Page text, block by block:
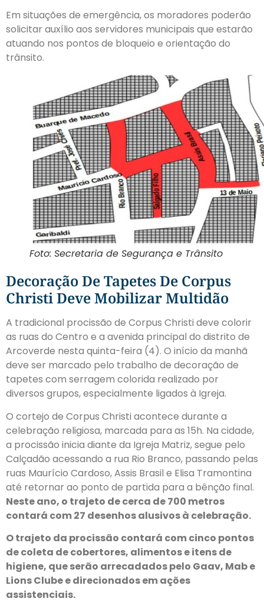
Em situações de emergência, os moradores poderão
solicitar auxílio aos servidores municipais que estarão
atuando nos pontos de bloqueio e orientação do
trânsito.
Foto: Secretaria de Segurança e Trânsito
Decoração De Tapetes De Corpus
Christi Deve Mobilizar Multidão
A tradicional procissão de Corpus Christi deve colorir
as ruas do Centro e a avenida principal do distrito de
Arcoverde nesta quinta-feira (4). O início da manhã
deve ser marcado pelo trabalho de decoração de
tapetes com serragem colorida realizado por
diversos grupos, especialmente ligados à Igreja.
O cortejo de Corpus Christi acontece durante a
celebração religiosa, marcada para as 15h. Na cidade,
a procissão inicia diante da Igreja Matriz, segue pelo
Calçadão acessando a rua Rio Branco, passando pelas
ruas Maurício Cardoso, Assis Brasil e Elisa Tramontina
até retornar ao ponto de partida para a bênção final.
Neste ano, o trajeto de cerca de 700 metros
contará com 27 desenhos alusivos à celebração.
O trajeto da procissão contará com cinco pontos
de coleta de cobertores, alimentos e itens de
higiene, que serão arrecadados pelo Gaav, Mab e
Lions Clube e direcionados em ações
assistenciais.